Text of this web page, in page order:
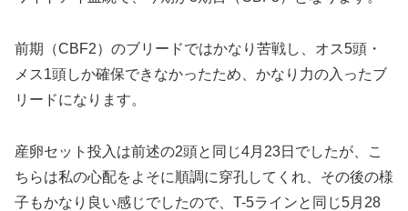
前期（CBF2）のブリードではかなり苦戦し、オス5頭・
メス1頭しか確保できなかったため、かなり力の入ったブ
リードになります。
産卵セット投入は前述の2頭と同じ4月23日でしたが、こ
ちらは私の心配をよそに順調に穿孔してくれ、その後の様
子もかなり良い感じでしたので、T-5ラインと同じ5月28